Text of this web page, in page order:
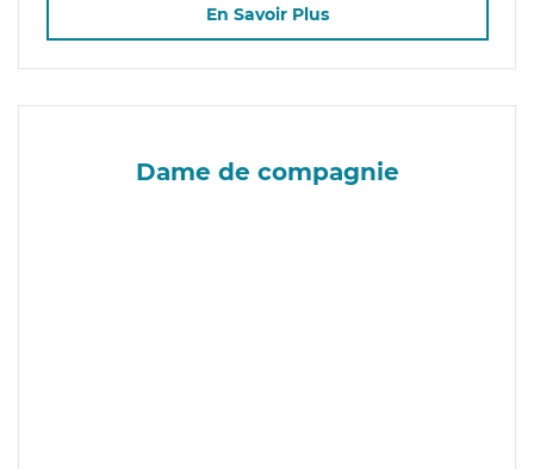
En Savoir Plus
Dame de compagnie